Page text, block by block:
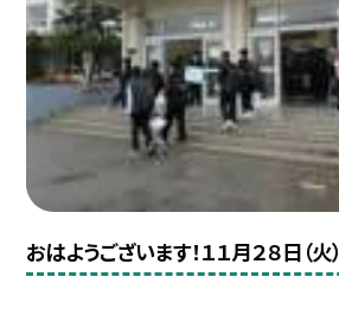
おはようございます！１１月２８日（火）